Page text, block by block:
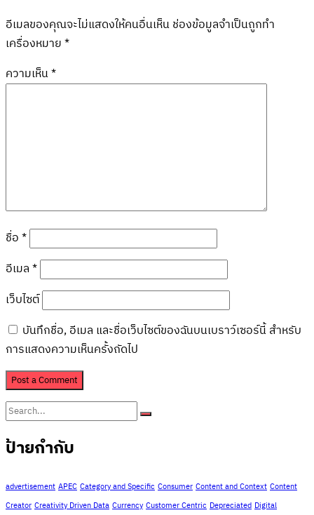
อีเมลของคุณจะไม่แสดงให้คนอื่นเห็นช่องข้อมูลจำเป็นถูกทำ
เครื่องหมาย*
ความเห็น*
ชื่อ*
อีเมล*
เว็บไซต์
บันทึกชื่อ, อีเมล และชื่อเว็บไซต์ของฉันบนเบราว์เซอร์นี้ สำหรับ
การแสดงความเห็นครั้งถัดไป
ป้ายกำกับ
advertisement APEC Category and Specific Consumer Content and Context Content
Creator Creativity Driven Data Currency Customer Centric Depreciated Digital